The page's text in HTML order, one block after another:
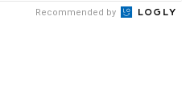
Recommended by